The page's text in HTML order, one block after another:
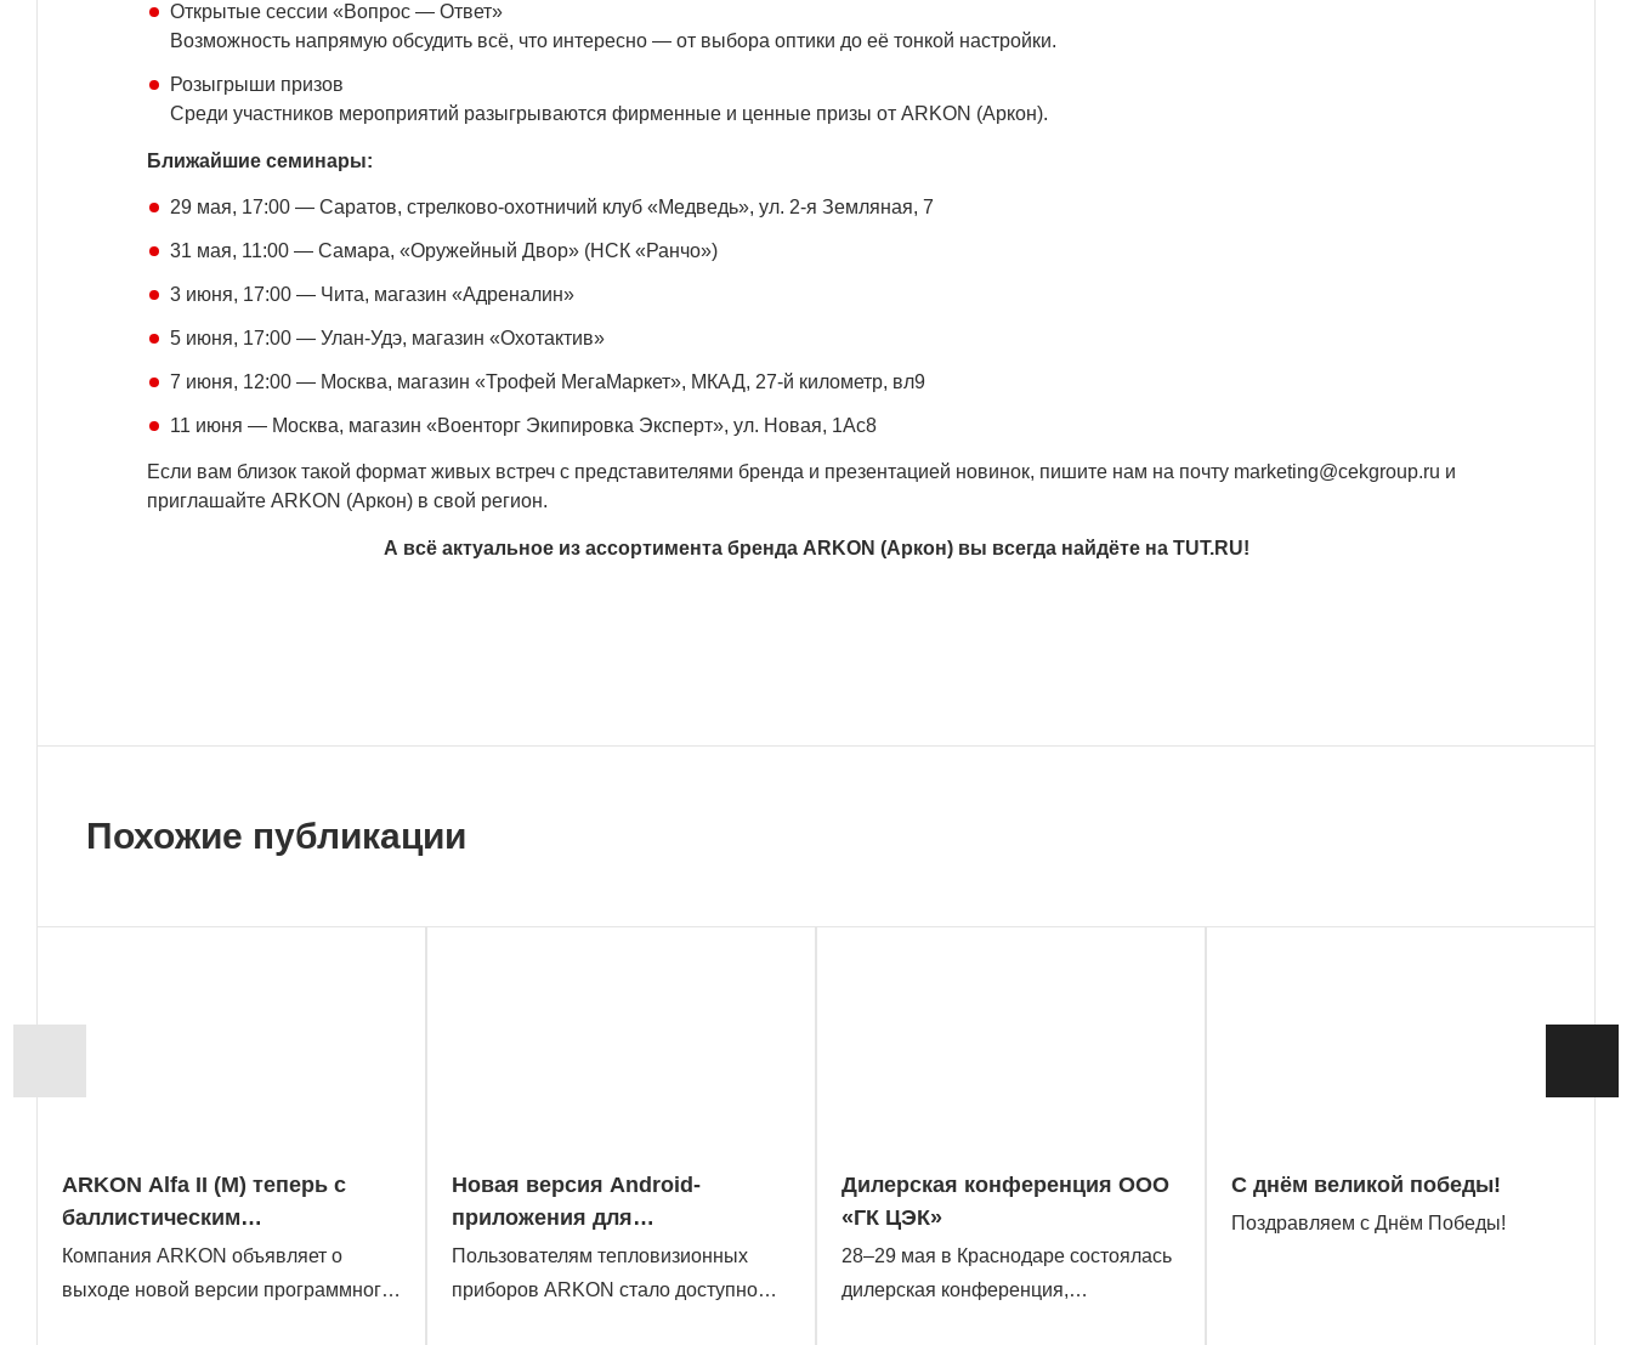
Открытые сессии «Вопрос — Ответ»
Возможность напрямую обсудить всё, что интересно — от выбора оптики до её тонкой настройки.
Розыгрыши призов
Среди участников мероприятий разыгрываются фирменные и ценные призы от ARKON (Аркон).
Ближайшие семинары:
29 мая, 17:00 — Саратов, стрелково-охотничий клуб «Медведь», ул. 2-я Земляная, 7
31 мая, 11:00 — Самара, «Оружейный Двор» (НСК «Ранчо»)
3 июня, 17:00 — Чита, магазин «Адреналин»
5 июня, 17:00 — Улан-Удэ, магазин «Охотактив»
7 июня, 12:00 — Москва, магазин «Трофей МегаМаркет», МКАД, 27-й километр, вл9
11 июня — Москва, магазин «Военторг Экипировка Эксперт», ул. Новая, 1Ас8
Если вам близок такой формат живых встреч с представителями бренда и презентацией новинок, пишите нам на почту marketing@cekgroup.ru и
приглашайте ARKON (Аркон) в свой регион.
А всё актуальное из ассортимента бренда ARKON (Аркон) вы всегда найдёте наTUT.RU!
Похожие публикации
ARKON Alfa II (M) теперь с
баллистическим
калькулятором
Компания ARKON объявляет о
выходе новой версии программного
Новая версия Android-
приложения для
тепловизоров ARKON
Пользователям тепловизионных
приборов ARKON стало доступно
Дилерская конференция ООО
«ГК ЦЭК»
28–29 мая в Краснодаре состоялась
дилерская конференция,
С днём великой победы!
Поздравляем с Днём Победы!